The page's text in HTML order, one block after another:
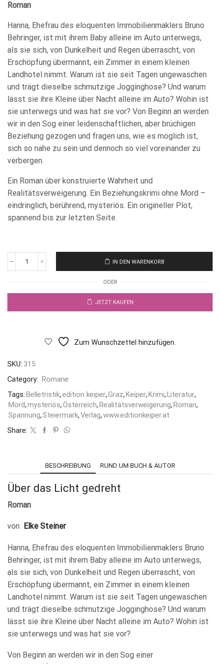
Roman
Hanna, Ehefrau des eloquenten Immobilienmaklers Bruno
Behringer, ist mit ihrem Baby alleine im Auto unterwegs,
als sie sich, von Dunkelheit und Regen überrascht, von
Erschöpfung übermannt, ein Zimmer in einem kleinen
Landhotel nimmt. Warum ist sie seit Tagen ungewaschen
und trägt dieselbe schmutzige Jogginghose? Und warum
lässt sie ihre Kleine über Nacht alleine im Auto? Wohin ist
sie unterwegs und was hat sie vor? Von Beginn an werden
wir in den Sog einer leidenschaftlichen, aber brüchigen
Beziehung gezogen und fragen uns, wie es möglich ist,
sich so nahe zu sein und dennoch so viel voreinander zu
verbergen.
Ein Roman über konstruierte Wahrheit und
Realitätsverweigerung. Ein Beziehungskrimi ohne Mord –
eindringlich, berührend, mysteriös. Ein origineller Plot,
spannend bis zur letzten Seite.
IN DEN WARENKORB
ODER
JETZT KAUFEN
Zum Wunschzettel hinzufügen.
SKU: 315
Category: Romane
Tags:Belletristik,edition keiper,Graz,Keiper,Krimi,Literatur,
Mord,mysteriös,Österreich,Realitätsverweigerung,Roman,
Spannung,Steiermark,Verlag,www.editionkeiper.at
Share:
BESCHREIBUNG RUND UM BUCH & AUTOR
Über das Licht gedreht
Roman
von Elke Steiner
Hanna, Ehefrau des eloquenten Immobilienmaklers Bruno
Behringer, ist mit ihrem Baby alleine im Auto unterwegs,
als sie sich, von Dunkelheit und Regen überrascht, von
Erschöpfung übermannt, ein Zimmer in einem kleinen
Landhotel nimmt. Warum ist sie seit Tagen ungewaschen
und trägt dieselbe schmutzige Jogginghose? Und warum
lässt sie ihre Kleine über Nacht alleine im Auto? Wohin ist
sie unterwegs und was hat sie vor?
Von Beginn an werden wir in den Sog einer